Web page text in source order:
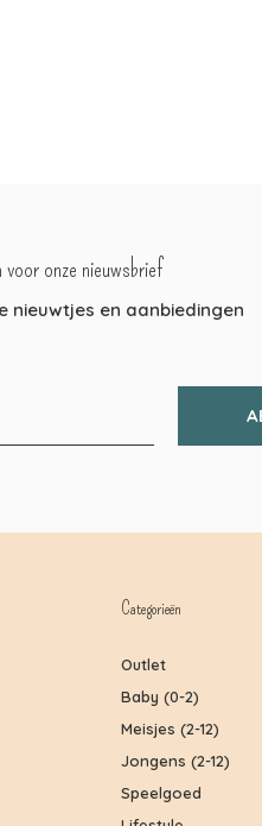
voor onze nieuwsbrief
nieuwtjes en aanbiedingen
Categorieën
Outlet
Baby (0-2)
Meisjes (2-12)
Jongens (2-12)
Speelgoed